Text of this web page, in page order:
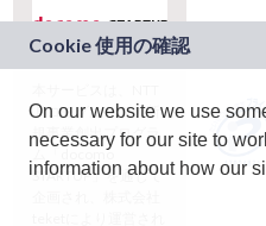
ドコモグループの新
規事業創出プログラ
ム「docomo
STARTUP」を通じて
On our website we use
necessary for our site to
information about how our